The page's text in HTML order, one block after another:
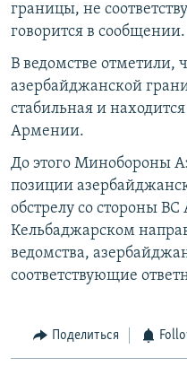
границы, не
говорится в сообщении.
В ведомстве отметили,
азербайджанской
стабильная и
Армении.
До этого Минобороны
позиции
обстрелу со стороны
Кельбаджарском
ведомства,
соответствующие
Поделиться